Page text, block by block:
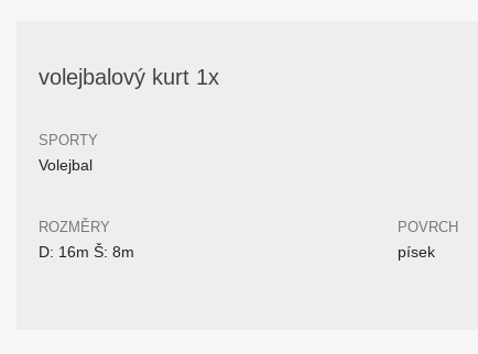
volejbalový kurt 1x
SPORTY
Volejbal
ROZMĚRY
D: 16m Š: 8m
POVRCH
písek